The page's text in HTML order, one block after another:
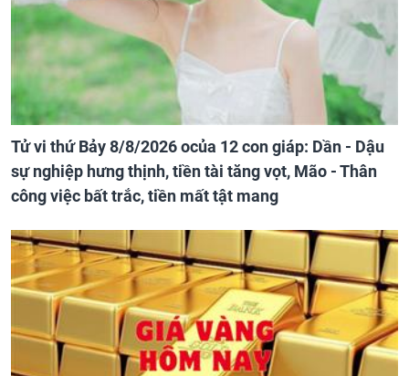
Tử vi thứ Bảy 8/8/2026 ocủa 12 con giáp: Dần - Dậu
sự nghiệp hưng thịnh, tiền tài tăng vọt, Mão - Thân
công việc bất trắc, tiền mất tật mang